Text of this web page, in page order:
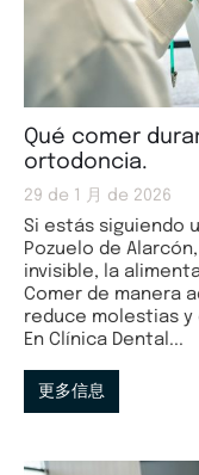
Qué comer
ortodoncia.
29 de 1 月 de 2026
Si estás siguiendo
Pozuelo de
invisible, la
Comer de manera
reduce molestias
En Clínica Dental...
更多信息